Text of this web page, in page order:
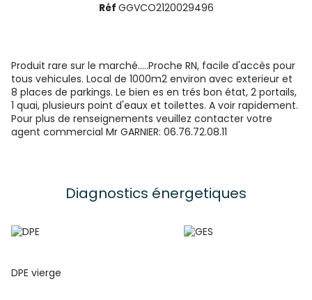
Réf GGVCO2120029496
Produit rare sur le marché.....Proche RN, facile d'accès pour
tous vehicules. Local de 1000m2 environ avec exterieur et
8 places de parkings. Le bien es en trés bon état, 2 portails,
1 quai, plusieurs point d'eaux et toilettes. A voir rapidement.
Pour plus de renseignements veuillez contacter votre
agent commercial Mr GARNIER: 06.76.72.08.11
Diagnostics énergetiques
DPE vierge